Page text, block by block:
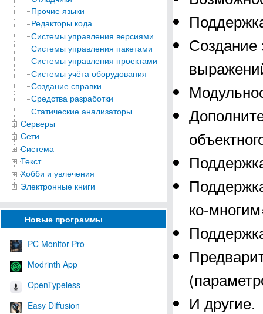
Прочие языки
Редакторы кода
Системы управления версиями
Системы управления пакетами
Системы управления проектами
Системы учёта оборудования
Создание справки
Средства разработки
Статические анализаторы
Серверы
Сети
Система
Текст
Хобби и увлечения
Электронные книги
Новые программы
PC Monitor Pro
Modrinth App
OpenTypeless
Easy Diffusion
Создание
ко-
И другие.